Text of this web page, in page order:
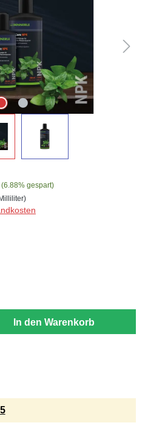
(6.88% gespart)
In den Warenkorb